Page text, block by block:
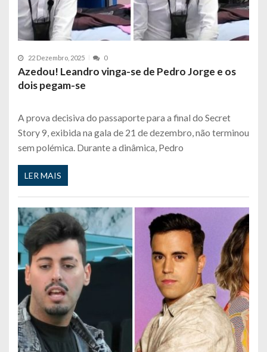
22 Dezembro, 2025 0
Azedou! Leandro vinga-se de Pedro Jorge e os
dois pegam-se
A prova decisiva do passaporte para a final do Secret
Story 9, exibida na gala de 21 de dezembro, não terminou
sem polémica. Durante a dinâmica, Pedro
LER MAIS